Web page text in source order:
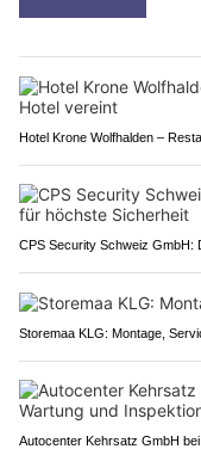
Hotel Krone Wolfhalden –
CPS Security Schweiz GmbH:
Storemaa KLG: Montage,
Autocenter Kehrsatz GmbH